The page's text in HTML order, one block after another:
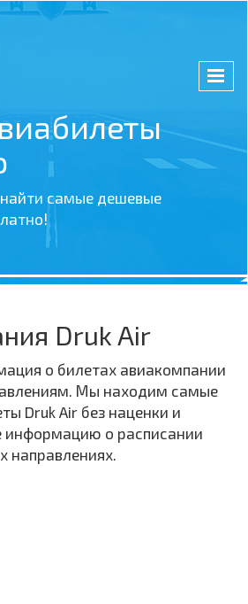
самые дешевые
Druk Air
о билетах авиакомпании
Мы находим самые
Druk Air без наценки и
информацию о расписании
направлениях.